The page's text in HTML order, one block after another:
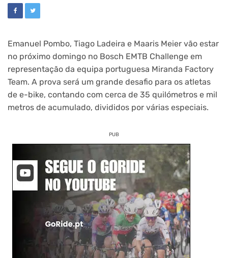
Emanuel Pombo, Tiago Ladeira e Maaris Meier vão estar
no próximo domingo no Bosch EMTB Challenge em
representação da equipa portuguesa Miranda Factory
Team. A prova será um grande desafio para os atletas
de e-bike, contando com cerca de 35 quilómetros e mil
metros de acumulado, divididos por várias especiais.
PUB